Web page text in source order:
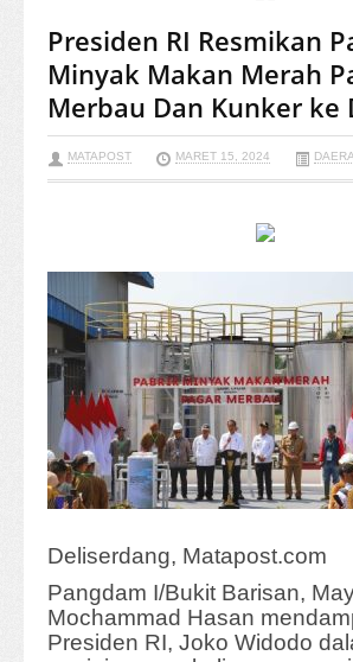
Presiden RI Resmikan
Minyak Makan Merah
Merbau Dan Kunker ke
MATAPOST MARET 15, 2024
Deliserdang, Matapost.com
Pangdam I/Bukit Barisan,
Mochammad Hasan
Presiden RI, Joko Widodo